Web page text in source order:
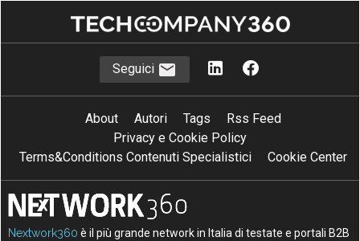
Seguici
About Autori Tags
Rss Feed
Privacy e Cookie Policy
Terms&Conditions Contenuti Specialistici
Cookie Center
Nextwork360 è il più grande network in Italia di testate e portali B2B